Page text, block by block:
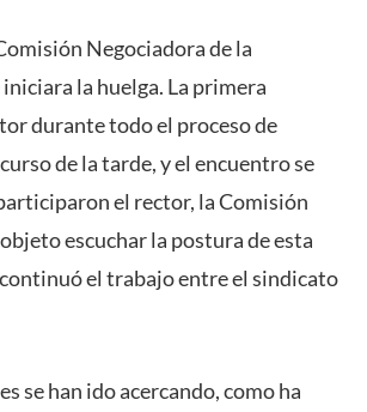
Negociadora de la
la huelga. La primera
durante todo el proceso de
de la tarde, y el encuentro se
el rector, la Comisión
escuchar la postura de esta
el trabajo entre el sindicato
se han ido acercando, como ha